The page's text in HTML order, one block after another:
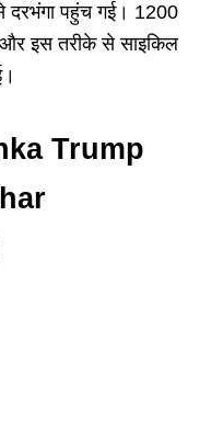
दरभंगा पहुंच गई। 1200
और इस तरीके से साइकिल
Trump